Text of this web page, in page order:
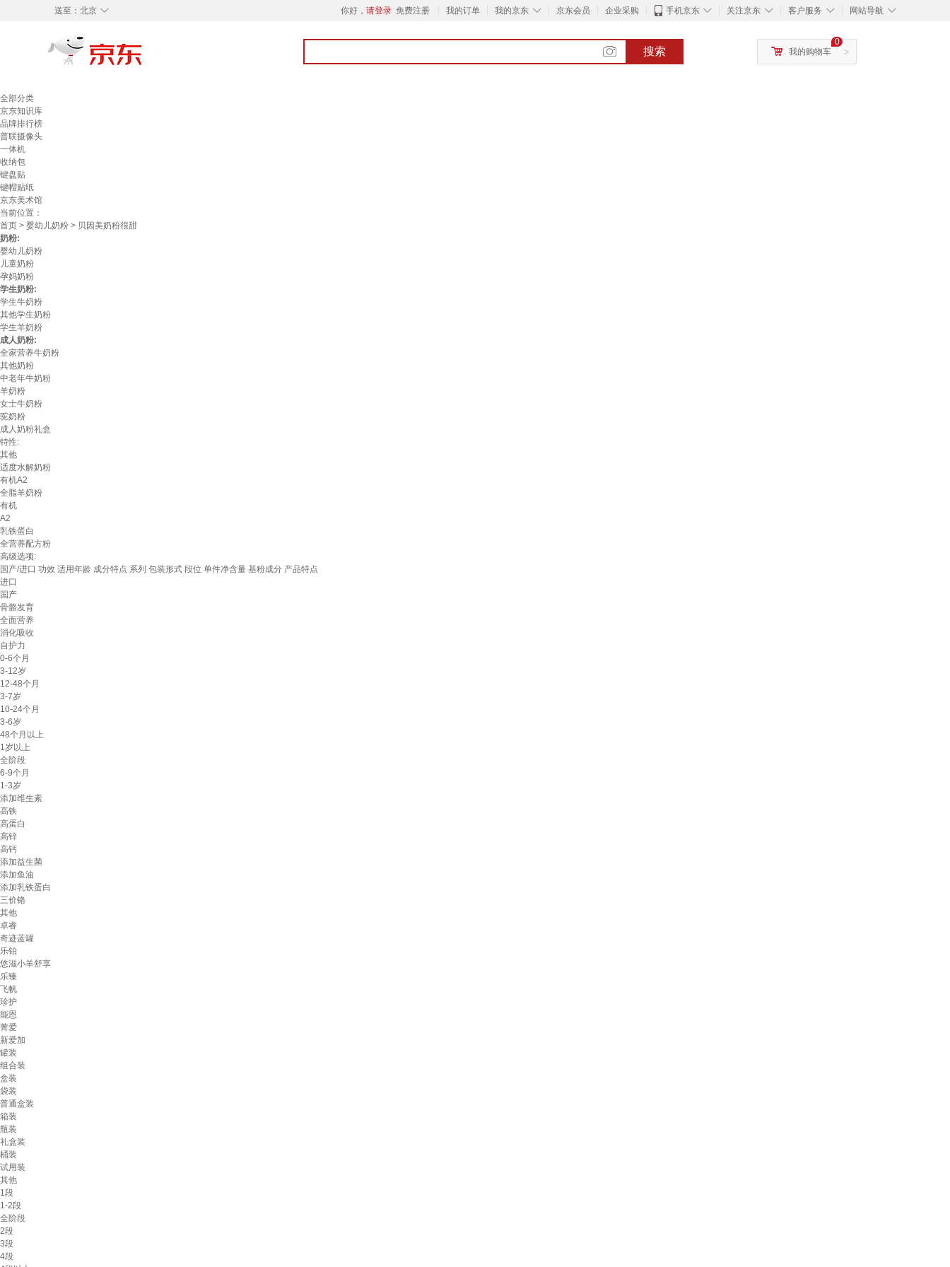
◇
送至： 北京 你好， 请登录 免费注册 我的订单 ◇
我的京东 京东会员 企业采购 ◇
手机京东 ◇
关注京东 ◇
客户服务 ◇
网站导航
搜索 >
0
我的购物车
全部分类
京东知识库
品牌排行榜
普联摄像头
一体机
收纳包
键盘贴
键帽贴纸
京东美术馆
当前位置：
首页 > 婴幼儿奶粉 > 贝因美奶粉很甜
奶粉:
婴幼儿奶粉
儿童奶粉
孕妈奶粉
学生奶粉:
学生牛奶粉
其他学生奶粉
学生羊奶粉
成人奶粉:
全家营养牛奶粉
其他奶粉
中老年牛奶粉
羊奶粉
女士牛奶粉
驼奶粉
成人奶粉礼盒
特性:
其他
适度水解奶粉
有机A2
全脂羊奶粉
有机
A2
乳铁蛋白
全营养配方粉
高级选项:
国产/进口 功效 适用年龄 成分特点 系列 包装形式 段位 单件净含量 基粉成分 产品特点
进口
国产
骨骼发育
全面营养
消化吸收
自护力
0-6个月
3-12岁
12-48个月
3-7岁
10-24个月
3-6岁
48个月以上
1岁以上
全阶段
6-9个月
1-3岁
添加维生素
高铁
高蛋白
高锌
高钙
添加益生菌
添加鱼油
添加乳铁蛋白
三价铬
其他
卓睿
奇迹蓝罐
乐铂
悠滋小羊舒享
乐臻
飞帆
珍护
能恩
菁爱
新爱加
罐装
组合装
盒装
袋装
普通盒装
箱装
瓶装
礼盒装
桶装
试用装
其他
1段
1-2段
全阶段
2段
3段
4段